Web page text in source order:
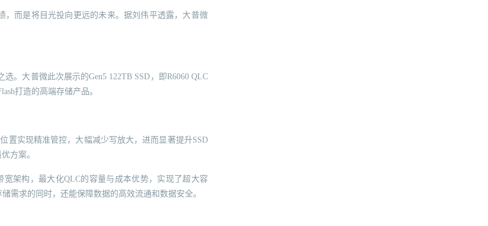
而是将目光投向更远的未来。据刘伟平透露，大普微
。大普微此次展示的Gen5 122TB SSD，即R6060 QLC
打造的高端存储产品。
置实现精准管控，大幅减少写放大，进而显著提升SSD
方案。
宽架构，最大化QLC的容量与成本优势，实现了超大容
需求的同时，还能保障数据的高效流通和数据安全。